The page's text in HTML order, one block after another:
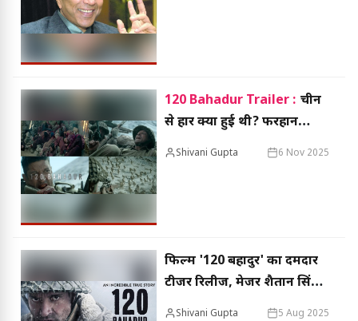
120 Bahadur Trailer : चीन
से हार क्यों हुई थी? फरहान
अख्तर के ट्रेलर में दिखी ‘गुम हुई
Shivani Gupta 6 Nov 2025
फिल्म '120 बहादुर' का दमदार
टीजर रिलीज, मेजर शैतान सिंह
के किरदार में नजर आए फरहान
Shivani Gupta 5 Aug 2025